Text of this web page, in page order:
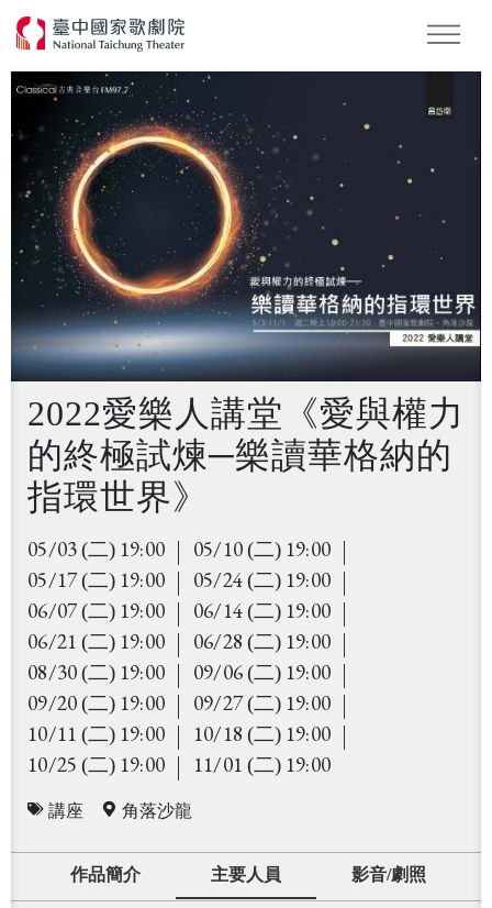
2022愛樂人講堂《愛與權力
的終極試煉─樂讀華格納的
指環世界》
05/03(二) 19:00 05/10(二) 19:00
05/17(二) 19:00 05/24(二) 19:00
06/07(二) 19:00 06/14(二) 19:00
06/21 (二) 19:00 06/28 (二) 19:00
08/30(二) 19:00 09/06(二) 19:00
09/20(二) 19:00 09/27(二) 19:00
10/11 (二) 19:00 10/18 (二) 19:00
10/25 (二) 19:00 11/01 (二) 19:00
講座 角落沙龍
作品簡介 主要人員 影音/劇照
怪美妖仙傳
2026 NTT遇見巨人